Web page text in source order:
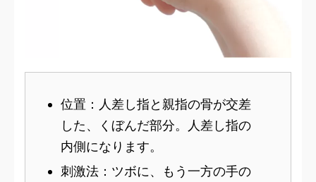
位置：人差し指と親指の骨が交差
した、くぼんだ部分。人差し指の
内側になります。
刺激法：ツボに、もう一方の手の